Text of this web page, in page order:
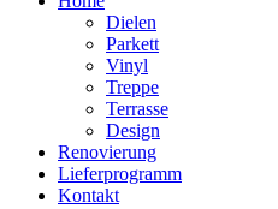
Dielen
Parkett
Vinyl
Treppe
Terrasse
Design
Renovierung
Lieferprogramm
Kontakt